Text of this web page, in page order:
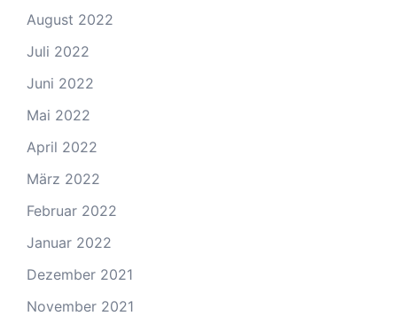
August 2022
Juli 2022
Juni 2022
Mai 2022
April 2022
März 2022
Februar 2022
Januar 2022
Dezember 2021
November 2021